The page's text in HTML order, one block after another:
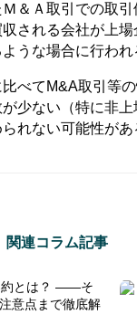
＆Ａ取引での取
される会社が上
うな場合に行われ
べてM&A取引等
少ない（特に非
れない可能性があ
関連コラム記事
約とは？ ――そ
意点まで徹底解